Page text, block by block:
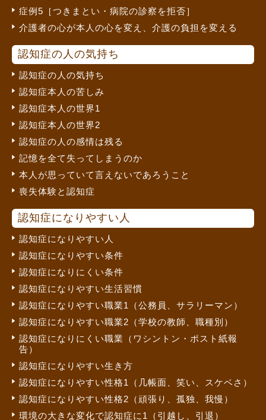
症例5［つきまとい・病院の診察を拒否］
介護者の心が本人の心を変え、介護の負担を変える
認知症の人の気持ち
認知症の人の気持ち
認知症本人の苦しみ
認知症本人の世界1
認知症本人の世界2
認知症の人の感情は残る
記憶を全て失ってしまうのか
本人が思っていて言えないであろうこと
喪失体験と認知症
認知症になりやすい人
認知症になりやすい人
認知症になりやすい条件
認知症になりにくい条件
認知症になりやすい生活習慣
認知症になりやすい職業1（公務員、サラリーマン）
認知症になりやすい職業2（学校の教師、職種別）
認知症になりにくい職業（ワシントン・ポスト紙報
告）
認知症になりやすい生き方
認知症になりやすい性格1（几帳面、笑い、スケベさ）
認知症になりやすい性格2（頑張り、孤独、我慢）
環境の大きな変化で認知症に1（引越し、引退）